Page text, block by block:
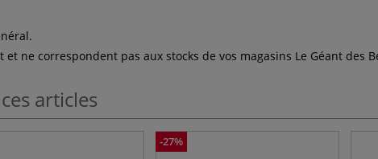
ne correspondent pas aux stocks de vos magasins Le Géant des
articles
-27%